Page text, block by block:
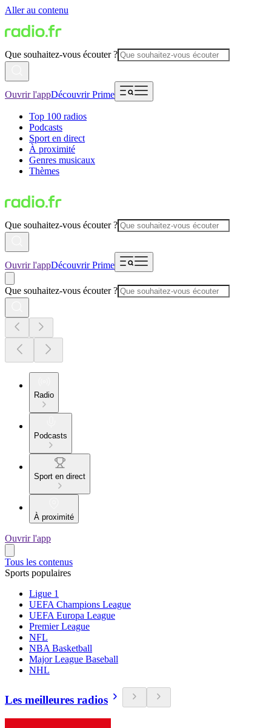
Aller au contenu
Que souhaitez-vous écouter ?
Ouvrir l'appDécouvrir Prime
Top 100 radios
Podcasts
Sport en direct
À proximité
Genres musicaux
Thèmes
Que souhaitez-vous écouter ?
Ouvrir l'appDécouvrir Prime
Que souhaitez-vous écouter ?
Radio
Podcasts
Sport en direct
À proximité
Ouvrir l'app
Tous les contenus
Sports populaires
Ligue 1
UEFA Champions League
UEFA Europa League
Premier League
NFL
NBA Basketball
Major League Baseball
NHL
Les meilleures radios